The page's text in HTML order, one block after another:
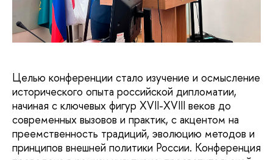
Целью конференции стало изучение и осмысление
исторического опыта российской дипломатии,
начиная с ключевых фигур XVII-XVIII веков до
современных вызовов и практик, с акцентом на
преемственность традиций, эволюцию методов и
принципов внешней политики России. Конференция